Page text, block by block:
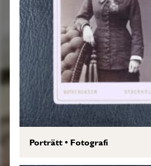
Porträtt• Fotografi